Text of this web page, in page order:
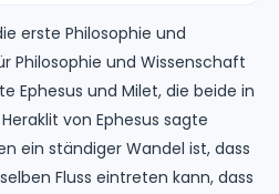
erste Philosophie und
Philosophie und Wissenschaft
Ephesus und Milet, die beide in
von Ephesus sagte
ein ständiger Wandel ist, dass
Fluss eintreten kann, dass